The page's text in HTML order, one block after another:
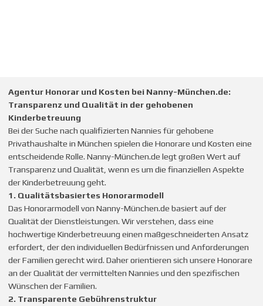
Agentur Honorar und Kosten bei Nanny-München.de:
Transparenz und Qualität in der gehobenen
Kinderbetreuung
Bei der Suche nach qualifizierten Nannies für gehobene
Privathaushalte in München spielen die Honorare und Kosten eine
entscheidende Rolle. Nanny-München.de legt großen Wert auf
Transparenz und Qualität, wenn es um die finanziellen Aspekte
der Kinderbetreuung geht.
1. Qualitätsbasiertes Honorarmodell
Das Honorarmodell von Nanny-München.de basiert auf der
Qualität der Dienstleistungen. Wir verstehen, dass eine
hochwertige Kinderbetreuung einen maßgeschneiderten Ansatz
erfordert, der den individuellen Bedürfnissen und Anforderungen
der Familien gerecht wird. Daher orientieren sich unsere Honorare
an der Qualität der vermittelten Nannies und den spezifischen
Wünschen der Familien.
2. Transparente Gebührenstruktur